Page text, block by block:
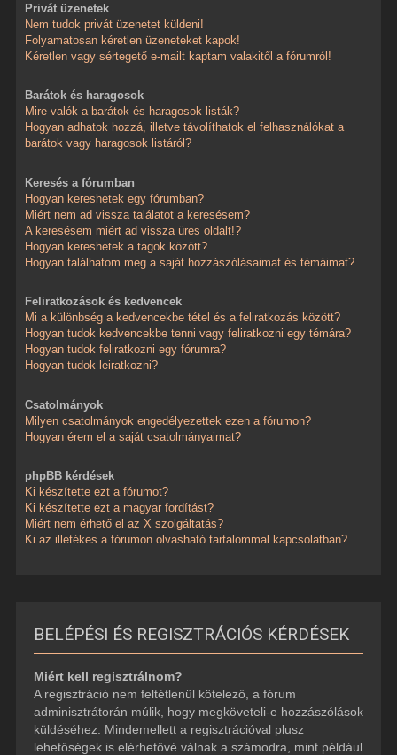
Privát üzenetek
Nem tudok privát üzenetet küldeni!
Folyamatosan kéretlen üzeneteket kapok!
Kéretlen vagy sértegető e-mailt kaptam valakitől a fórumról!
Barátok és haragosok
Mire valók a barátok és haragosok listák?
Hogyan adhatok hozzá, illetve távolíthatok el felhasználókat a
barátok vagy haragosok listáról?
Keresés a fórumban
Hogyan kereshetek egy fórumban?
Miért nem ad vissza találatot a keresésem?
A keresésem miért ad vissza üres oldalt!?
Hogyan kereshetek a tagok között?
Hogyan találhatom meg a saját hozzászólásaimat és témáimat?
Feliratkozások és kedvencek
Mi a különbség a kedvencekbe tétel és a feliratkozás között?
Hogyan tudok kedvencekbe tenni vagy feliratkozni egy témára?
Hogyan tudok feliratkozni egy fórumra?
Hogyan tudok leiratkozni?
Csatolmányok
Milyen csatolmányok engedélyezettek ezen a fórumon?
Hogyan érem el a saját csatolmányaimat?
phpBB kérdések
Ki készítette ezt a fórumot?
Ki készítette ezt a magyar fordítást?
Miért nem érhető el az X szolgáltatás?
Ki az illetékes a fórumon olvasható tartalommal kapcsolatban?
BELÉPÉSI ÉS REGISZTRÁCIÓS KÉRDÉSEK
Miért kell regisztrálnom?
A regisztráció nem feltétlenül kötelező, a fórum
adminisztrátorán múlik, hogy megköveteli-e hozzászólások
küldéséhez. Mindemellett a regisztrációval plusz
lehetőségek is elérhetővé válnak a számodra, mint például